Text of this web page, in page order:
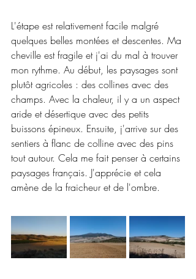
L'étape est relativement facile malgré
quelques belles montées et descentes. Ma
cheville est fragile et j'ai du mal à trouver
mon rythme. Au début, les paysages sont
plutôt agricoles : des collines avec des
champs. Avec la chaleur, il y a un aspect
aride et désertique avec des petits
buissons épineux. Ensuite, j'arrive sur des
sentiers à flanc de colline avec des pins
tout autour. Cela me fait penser à certains
paysages français. J'apprécie et cela
amène de la fraicheur et de l'ombre.